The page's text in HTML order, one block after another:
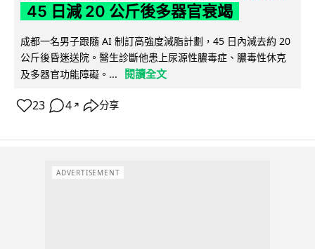
45 日減 20 公斤後多器官衰竭
成都一名男子跟隨 AI 制訂高強度減脂計劃，45 日內減去約 20
公斤後昏迷送院。醫生診斷他患上尿源性膿毒症、膿毒性休克
及多器官功能障礙。...
閱讀全文
23 4 ↗ 分享
ADVERTISEMENT